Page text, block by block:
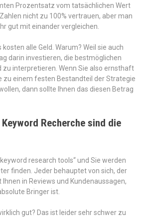
Prozentsatz vom tatsächlichen Wert
nicht zu 100% vertrauen, aber man
gut mit einander vergleichen.
alle Geld. Warum? Weil sie auch
darin investieren, die bestmöglichen
zu interpretieren. Wenn Sie also ernsthaft
zu einem festen Bestandteil der Strategie
dann sollte Ihnen das diesen Betrag
Recherche sind die
research tools“ und Sie werden
finden. Jeder behauptet von sich, der
in Reviews und Kundenaussagen,
Bringer ist.
gut? Das ist leider sehr schwer zu